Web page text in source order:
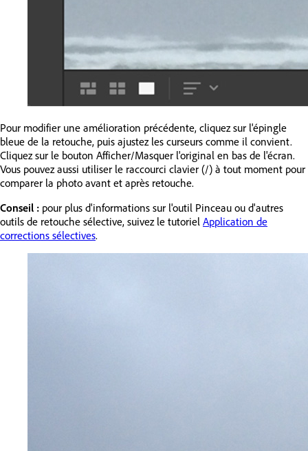
Pour modifier une amélioration précédente, cliquez sur l'épingle
bleue de la retouche, puis ajustez les curseurs comme il convient.
Cliquez sur le bouton Afficher/Masquer l'original en bas de l'écran.
Vous pouvez aussi utiliser le raccourci clavier (/) à tout moment pour
comparer la photo avant et après retouche.
Conseil : pour plus d'informations sur l'outil Pinceau ou d'autres
outils de retouche sélective, suivez le tutoriel Application de
corrections sélectives.